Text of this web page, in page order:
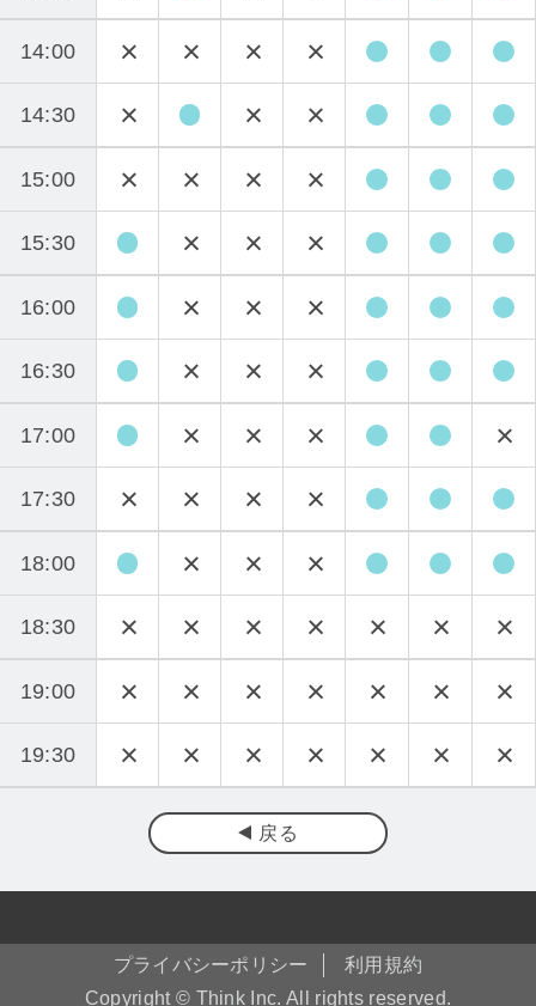
14:00
14:30
15:00
15:30
16:00
16:30
17:00
17:30
18:00
18:30
19:00
19:30
戻る
プライバシーポリシー
利用規約
Copyright © Think Inc. All rights reserved.